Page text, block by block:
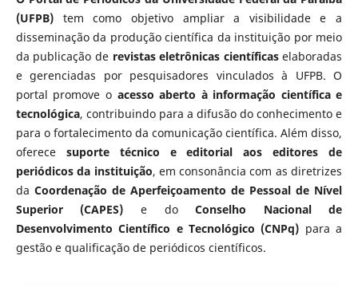
(UFPB)tem como objetivo ampliar a visibilidade e a
disseminação da produção científica da instituição por meio
da publicação de revistas eletrônicas científicaselaboradas
e gerenciadas por pesquisadores vinculados à UFPB. O
portal promove o acesso aberto à informação científica e
tecnológica, contribuindo para a difusão do conhecimento e
para o fortalecimento da comunicação científica. Além disso,
oferece suporte técnico e editorial aos editores de
periódicos da instituição, em consonância com as diretrizes
da Coordenação de Aperfeiçoamento de Pessoal de Nível
Superior (CAPES) e doConselho Nacional de
Desenvolvimento Científico e Tecnológico (CNPq) para a
gestão e qualificação de periódicos científicos.